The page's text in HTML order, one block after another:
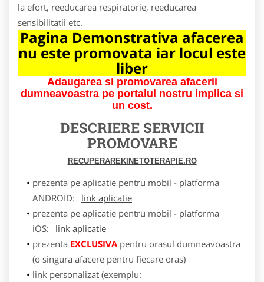
la efort, reeducarea respiratorie, reeducarea
sensibilitatii etc.
Pagina Demonstrativa afacerea
nu este promovata iar locul este
liber
Adaugarea si promovarea afacerii
dumneavoastra pe portalul nostru implica si
un cost.
DESCRIERE SERVICII
PROMOVARE
RECUPERAREKINETOTERAPIE.RO
prezenta pe aplicatie pentru mobil - platforma
ANDROID:
link aplicatie
prezenta pe aplicatie pentru mobil - platforma
iOS:
link aplicatie
prezenta EXCLUSIVApentru orasul dumneavoastra
(o singura afacere pentru fiecare oras)
link personalizat (exemplu: